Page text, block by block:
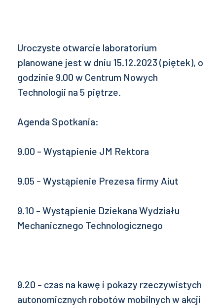
Uroczyste otwarcie laboratorium
planowane jest w dniu 15.12.2023 (piętek), o
godzinie 9.00 w Centrum Nowych
Technologii na 5 piętrze.
Agenda Spotkania:
9.00 - Wystąpienie JM Rektora
9.05 - Wystąpienie Prezesa firmy Aiut
9.10 - Wystąpienie Dziekana Wydziału
Mechanicznego Technologicznego
9.20 - czas na kawę i pokazy rzeczywistych
autonomicznych robotów mobilnych w akcji